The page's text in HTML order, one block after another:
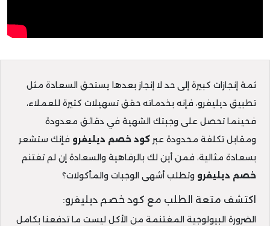
ثمة إنجازات كبيرة إلى حد لا إنجاز بعدها يستحق السعادة مثل
تطبيق ديليفرو، فإنه بخدماته حقق تسهيلات كثيرة للعملاء،
فحينما تحصل على وجبتك الشهية في دقائق معدودة
ومقابل تكلفة محدودة عبر كود خصم ديليفرو فإنك ستشعر
بسعادة مثالية، فمن أين لك بالرفاهية والسعادة إن لم تغتنم
خصم ديليفرو وتطلب أشهى الوجبات والمأكولات؟
اكتشف متعة الطلب مع كود خصم ديليفرو:
الضرورة البيولوجية المغتنمة من الأكل ليست ما تدفعنا بكامل